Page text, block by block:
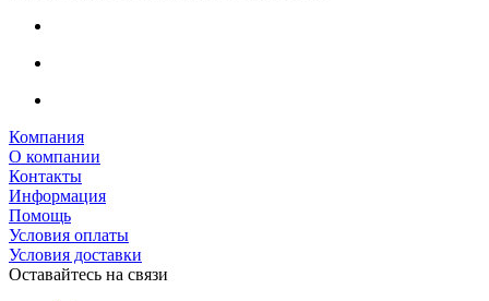
Компания
О компании
Контакты
Информация
Помощь
Условия оплаты
Условия доставки
Оставайтесь на связи